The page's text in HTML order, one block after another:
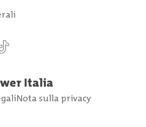
Italia
Nota sulla privacy